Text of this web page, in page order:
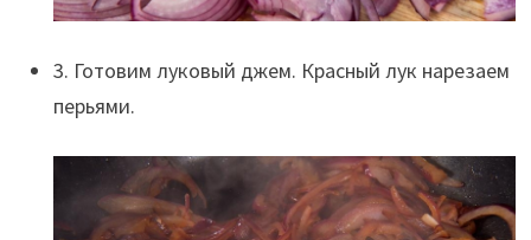
3. Готовим луковый джем. Красный лук нарезаем
перьями.